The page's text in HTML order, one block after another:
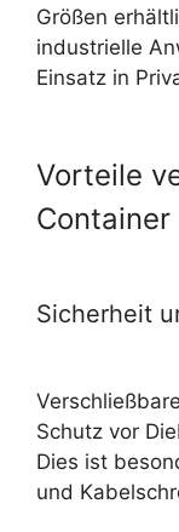
Größen
industrielle
Einsatz in
Vorteile
Container
Sicherheit
Schutz vor
Dies ist
und